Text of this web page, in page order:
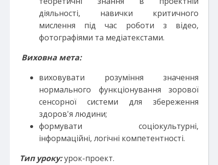
діяльності, навички критичного
мислення під час роботи з відео,
фотографіями та медіатекстами.
Виховна мета:
виховувати розуміння значення
нормального функціонування зорової
сенсорної системи для збереження
здоров'я людини;
формувати соціокультурні,
інформаційні, логічні компетентності.
Тип уроку:урок-проект.